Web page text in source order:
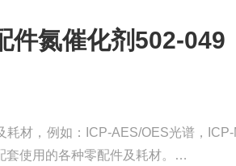
件氮催化剂502-049
耗材，例如：ICP-AES/OES光谱，
使用的各种零配件及耗材。